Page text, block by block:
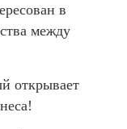
в
между
открывает